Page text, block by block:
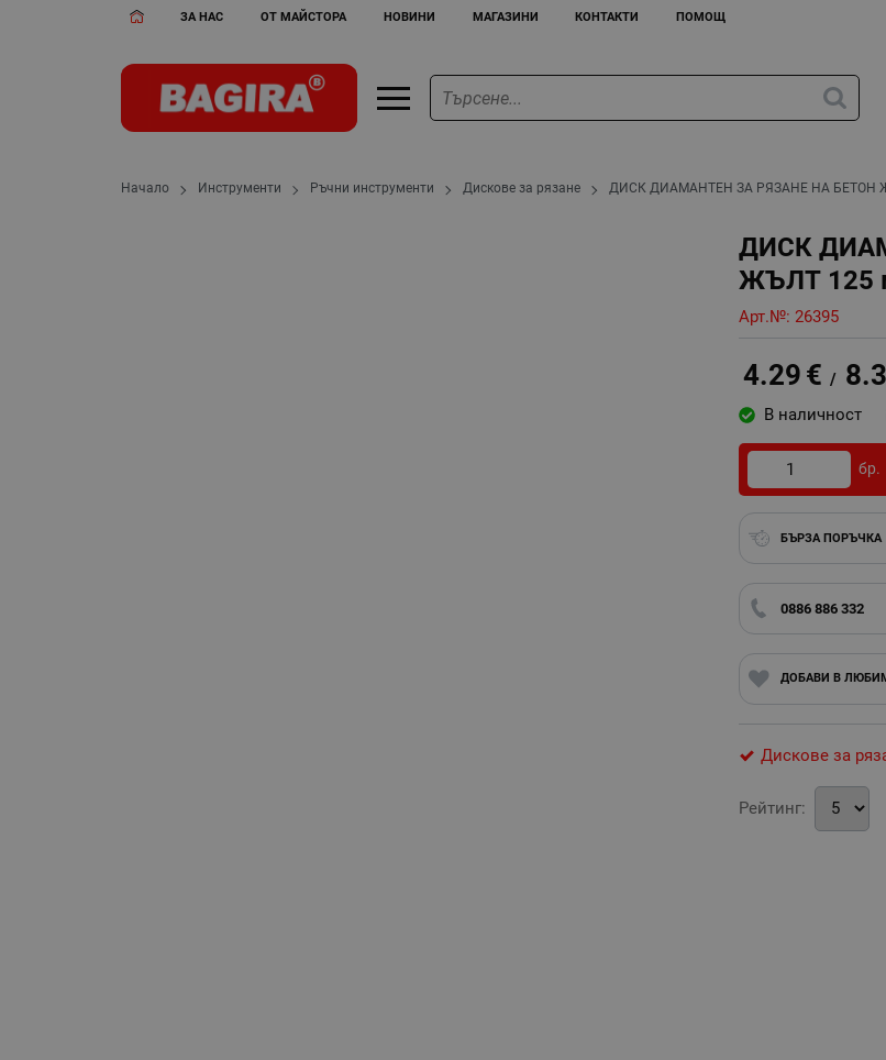
ЗА НАС ОТ МАЙСТОРА НОВИНИ МАГАЗИНИ КОНТАКТИ ПОМОЩ
Начало Инструменти Ръчни инструменти Дискове за рязане ДИСК ДИАМАНТЕН ЗА РЯЗАНЕ НА БЕТОН
ДИСК
ЖЪЛТ 125
Арт.№: 26395
4.29 € /
В наличност
бр.
БЪРЗА ПОРЪЧКА
0886 886 332
ДОБАВИ В
Дискове за
Рейтинг: